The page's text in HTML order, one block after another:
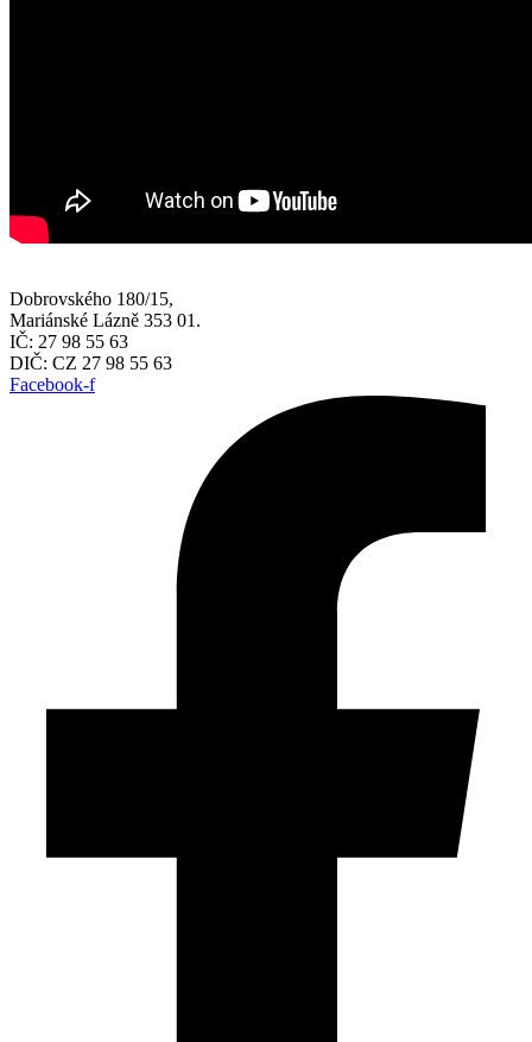
Dobrovského 180/15,
Mariánské Lázně 353 01.
IČ: 27 98 55 63
DIČ: CZ 27 98 55 63
Facebook-f